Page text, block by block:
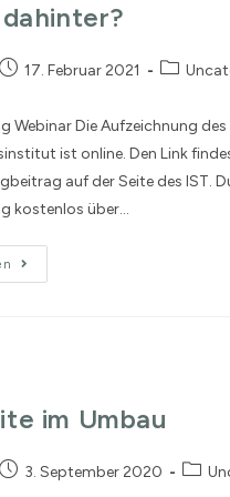
17. Februar 2021
Webinar Die Aufzeichnung
ist online. Den Link
auf der Seite des IST.
kostenlos über…
im Umbau
3. September 2020